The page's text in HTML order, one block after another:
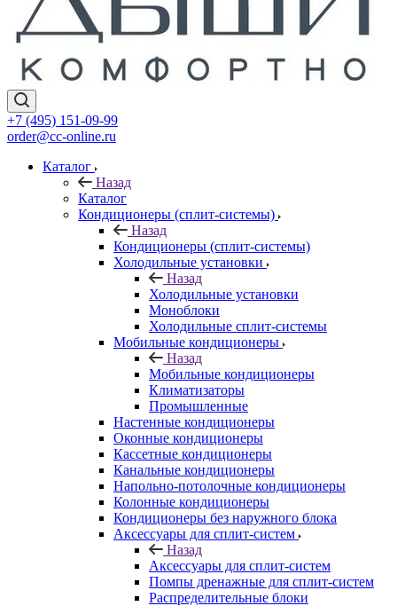
+7 (495) 151-09-99
order@cc-online.ru
Каталог
Назад
Каталог
Кондиционеры (сплит-системы)
Назад
Кондиционеры (сплит-системы)
Холодильные установки
Назад
Холодильные установки
Моноблоки
Холодильные сплит-системы
Мобильные кондиционеры
Назад
Мобильные кондиционеры
Климатизаторы
Промышленные
Настенные кондиционеры
Оконные кондиционеры
Кассетные кондиционеры
Канальные кондиционеры
Напольно-потолочные кондиционеры
Колонные кондиционеры
Кондиционеры без наружного блока
Аксессуары для сплит-систем
Назад
Аксессуары для сплит-систем
Помпы дренажные для сплит-систем
Распределительные блоки